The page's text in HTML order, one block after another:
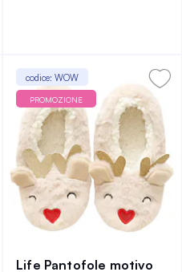
codice: WOW
PROMOZIONE
Life Pantofole motivo